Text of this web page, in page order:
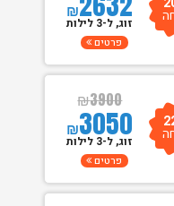
₪
זוג, ל-3 לילות
פרטים
₪3900
₪3050
זוג, ל-3 לילות
פרטים